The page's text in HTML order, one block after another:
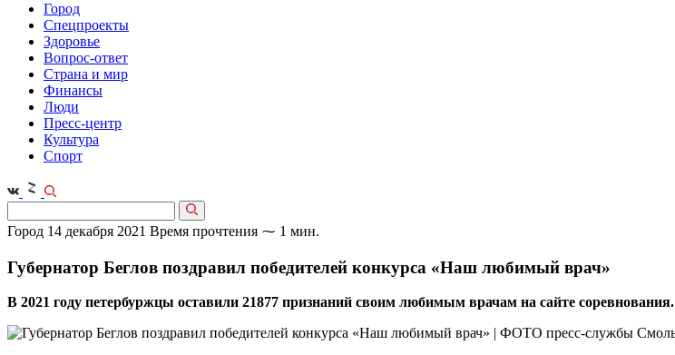
Город
Спецпроекты
Здоровье
Вопрос-ответ
Страна и мир
Финансы
Люди
Пресс-центр
Культура
Спорт
Город 14 декабря 2021 Время прочтения ⁓ 1 мин.
Губернатор Беглов поздравил победителей конкурса «Наш любимый врач»
В 2021 году петербуржцы оставили 21877 признаний своим любимым врачам на сайте соревнования.